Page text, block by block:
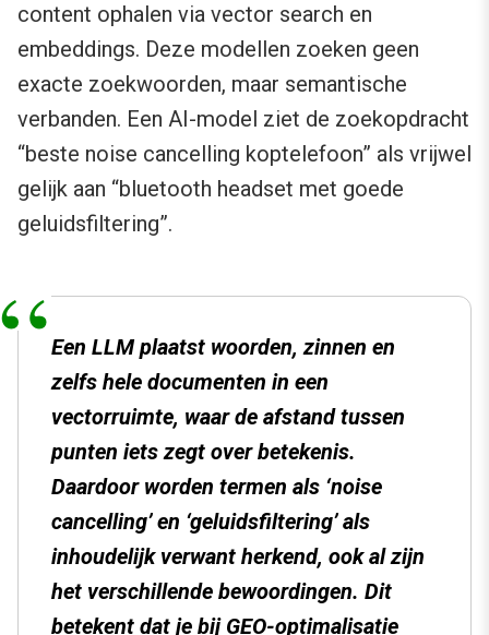
content ophalen via vector search en
embeddings. Deze modellen zoeken geen
exacte zoekwoorden, maar semantische
verbanden. Een AI-model ziet de zoekopdracht
“beste noise cancelling koptelefoon” als vrijwel
gelijk aan “bluetooth headset met goede
geluidsfiltering”.
Een LLM plaatst woorden, zinnen en
zelfs hele documenten in een
vectorruimte, waar de afstand tussen
punten iets zegt over betekenis.
Daardoor worden termen als ‘noise
cancelling’ en ‘geluidsfiltering’ als
inhoudelijk verwant herkend, ook al zijn
het verschillende bewoordingen. Dit
betekent dat je bij GEO-optimalisatie